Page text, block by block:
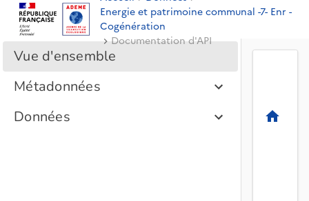
Energie et patrimoine communal -7- Enr -
Cogénération
Documentation d'API